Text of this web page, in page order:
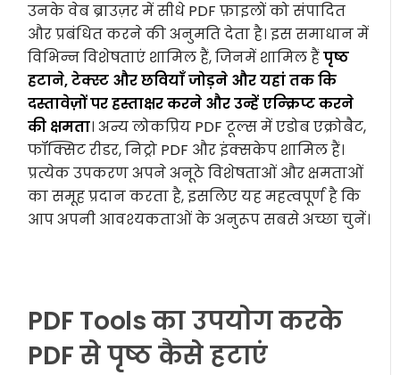
उनके वेब ब्राउज़र में सीधे PDF फ़ाइलों को संपादित
और प्रबंधित करने की अनुमति देता है। इस समाधान में
विभिन्न विशेषताएं शामिल हैं, जिनमें शामिल हैंपृष्ठ
हटाने, टेक्स्ट और छवियाँ जोड़ने और यहां तक कि
दस्तावेज़ों पर हस्ताक्षर करने और उन्हें एन्क्रिप्ट करने
की क्षमता। अन्य लोकप्रिय PDF टूल्स में एडोब एक्रोबैट,
फॉक्सिट रीडर, निट्रो PDF और इंक्सकेप शामिल हैं।
प्रत्येक उपकरण अपने अनूठे विशेषताओं और क्षमताओं
का समूह प्रदान करता है, इसलिए यह महत्वपूर्ण है कि
आप अपनी आवश्यकताओं के अनुरूप सबसे अच्छा चुनें।
PDF Tools का उपयोग करके
PDF से पृष्ठ कैसे हटाएं